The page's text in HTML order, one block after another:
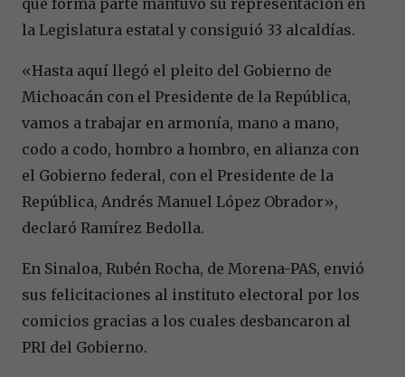
la Legislatura estatal y consiguió 33 alcaldías.
«Hasta aquí llegó el pleito del Gobierno de
Michoacán con el Presidente de la República,
vamos a trabajar en armonía, mano a mano,
codo a codo, hombro a hombro, en alianza con
el Gobierno federal, con el Presidente de la
República, Andrés Manuel López Obrador»,
declaró Ramírez Bedolla.
En Sinaloa, Rubén Rocha, de Morena-PAS, envió
sus felicitaciones al instituto electoral por los
comicios gracias a los cuales desbancaron al
PRI del Gobierno.